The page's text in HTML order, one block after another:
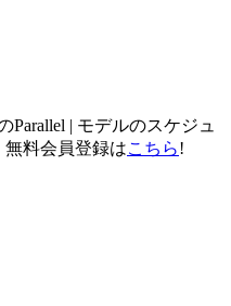
Parallel | モデルのスケジュ
料会員登録はこちら!